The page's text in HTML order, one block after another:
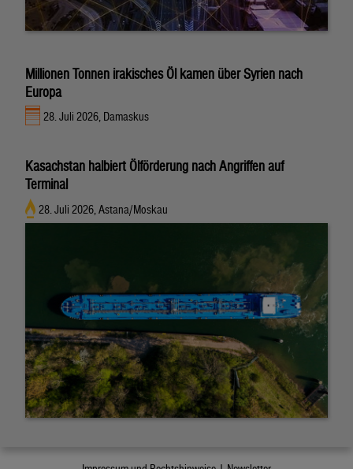
Millionen Tonnen irakisches Öl kamen über Syrien nach
Europa
28. Juli 2026, Damaskus
Kasachstan halbiert Ölförderung nach Angriffen auf
Terminal
28. Juli 2026, Astana/Moskau